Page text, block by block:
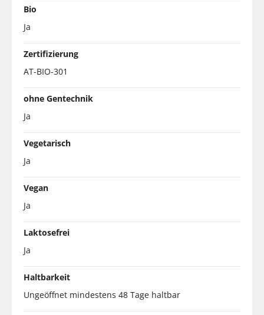
Bio
Ja
Zertifizierung
AT-BIO-301
ohne Gentechnik
Ja
Vegetarisch
Ja
Vegan
Ja
Laktosefrei
Ja
Haltbarkeit
Ungeöffnet mindestens 48 Tage haltbar